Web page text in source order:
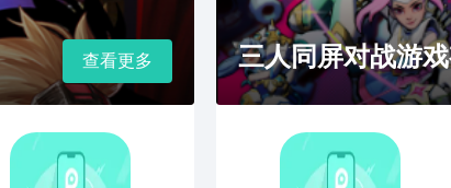
查看更多 三人同屏对战游